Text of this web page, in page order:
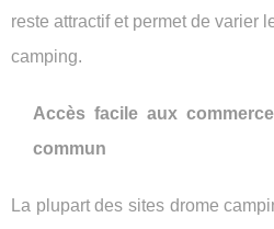
reste attractif et permet de varier
camping.
Accès facile aux
commun
La plupart des sites drome